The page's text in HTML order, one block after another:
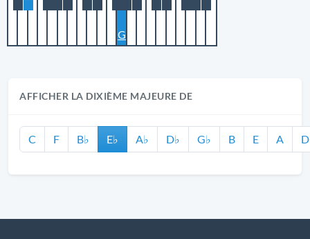
G
AFFICHER LA DIXIÈME MAJEURE DE
C F B♭ E♭ A♭ D♭ G♭ B E A D